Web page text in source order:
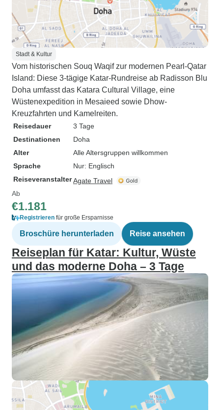
Stadt & Kultur
Vom historischen Souq Waqif zur modernen Pearl-Qatar
Island: Diese 3-tägige Katar-Rundreise ab Radisson Blu
Doha umfasst das Katara Cultural Village, eine
Wüstenexpedition in Mesaieed sowie Dhow-
Kreuzfahrten und Kamelreiten.
Reisedauer
3 Tage
Destinationen
Doha
Alter
Alle Altersgruppen willkommen
Sprache
Nur: Englisch
ReiseveranstalterAgate Travel
Ab
€1.181
Registrieren für große Ersparnisse
Broschüre herunterladen Reise ansehen
Reiseplan für Katar: Kultur, Wüste
und das moderne Doha – 3 Tage